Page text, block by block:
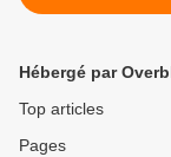
Hébergé par
Top articles
Pages